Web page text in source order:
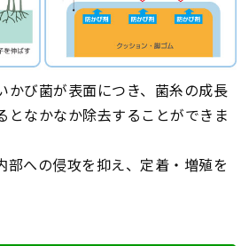
かび菌が表面につき、菌糸の成長
となかなか除去することができま
部への侵攻を抑え、定着・増殖を